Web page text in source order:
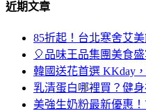
近期文章
85折起！台北寒舍艾
🎈品味王品集團美食
韓國送花首選 KKday
乳清蛋白哪裡買？健
美強生奶粉最新優惠